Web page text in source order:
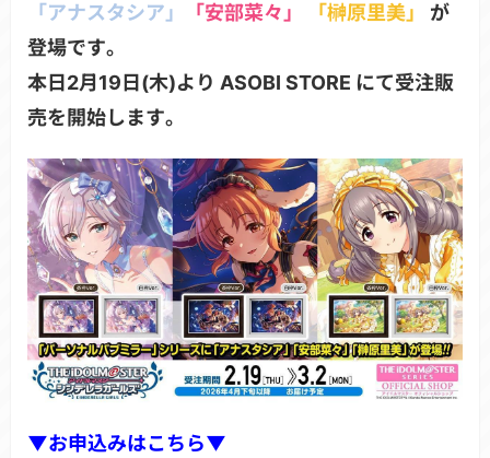
「アナスタシア」
「安部菜々」 「榊原里美」
が
登場です。
本日2月19日(木)より ASOBI STORE にて受注販
売を開始します。
▼お申込みはこちら▼